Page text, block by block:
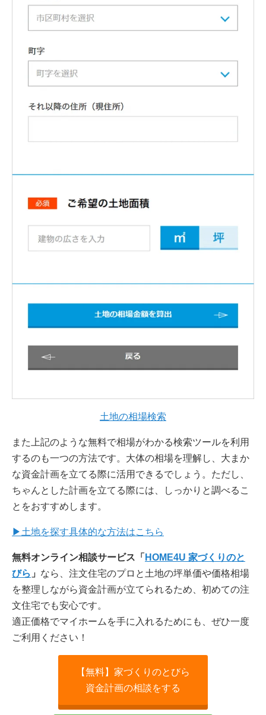
土地の相場検索
また上記のような無料で相場がわかる検索ツールを利用
するのも一つの方法です。大体の相場を理解し、大まか
な資金計画を立てる際に活用できるでしょう。ただし、
ちゃんとした計画を立てる際には、しっかりと調べるこ
とをおすすめします。
▶土地を探す具体的な方法はこちら
無料オンライン相談サービス「 HOME4U 家づくりのと
びら 」 なら、注文住宅のプロと土地の坪単価や価格相場
を整理しながら資金計画が立てられるため、初めての注
文住宅でも安心です。
適正価格でマイホームを手に入れるためにも、ぜひ一度
ご利用ください！
【無料】家づくりのとびら
資金計画の相談をする